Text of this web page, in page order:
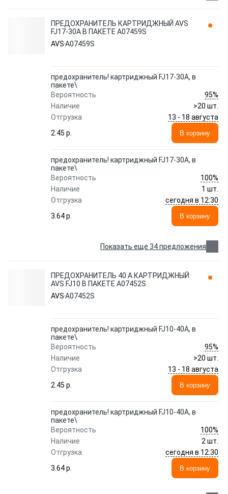
ПРЕДОХРАНИТЕЛЬ КАРТРИДЖНЫЙ AVS
FJ17-30A В ПАКЕТЕ A07459S
AVSA07459S
предохранитель! картриджный FJ17-30A, в
пакете\
Вероятность
95%
Наличие
>20 шт.
Отгрузка
13 - 18 августа
2.45 p.
В корзину
предохранитель! картриджный FJ17-30A, в
пакете\
Вероятность
100%
Наличие
1 шт.
Отгрузка
сегодня в 12:30
3.64 p.
В корзину
Показать еще 34 предложения
ПРЕДОХРАНИТЕЛЬ 40 А КАРТРИДЖНЫЙ
AVS FJ10 В ПАКЕТЕ A07452S
AVSA07452S
предохранитель! картриджный FJ10-40A, в
пакете\
Вероятность
95%
Наличие
>20 шт.
Отгрузка
13 - 18 августа
2.45 p.
В корзину
предохранитель! картриджный FJ10-40A, в
пакете\
Вероятность
100%
Наличие
2 шт.
Отгрузка
сегодня в 12:30
3.64 p.
В корзину